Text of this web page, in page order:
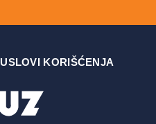
USLOVI KORIŠĆENJA